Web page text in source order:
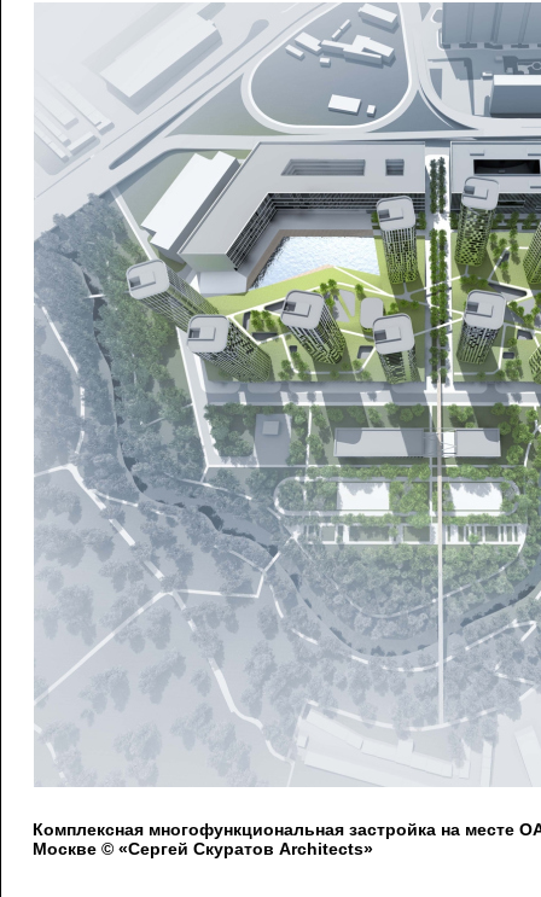
Комплексная многофункциональная застройка на месте
Москве © «Сергей Скуратов Architects»